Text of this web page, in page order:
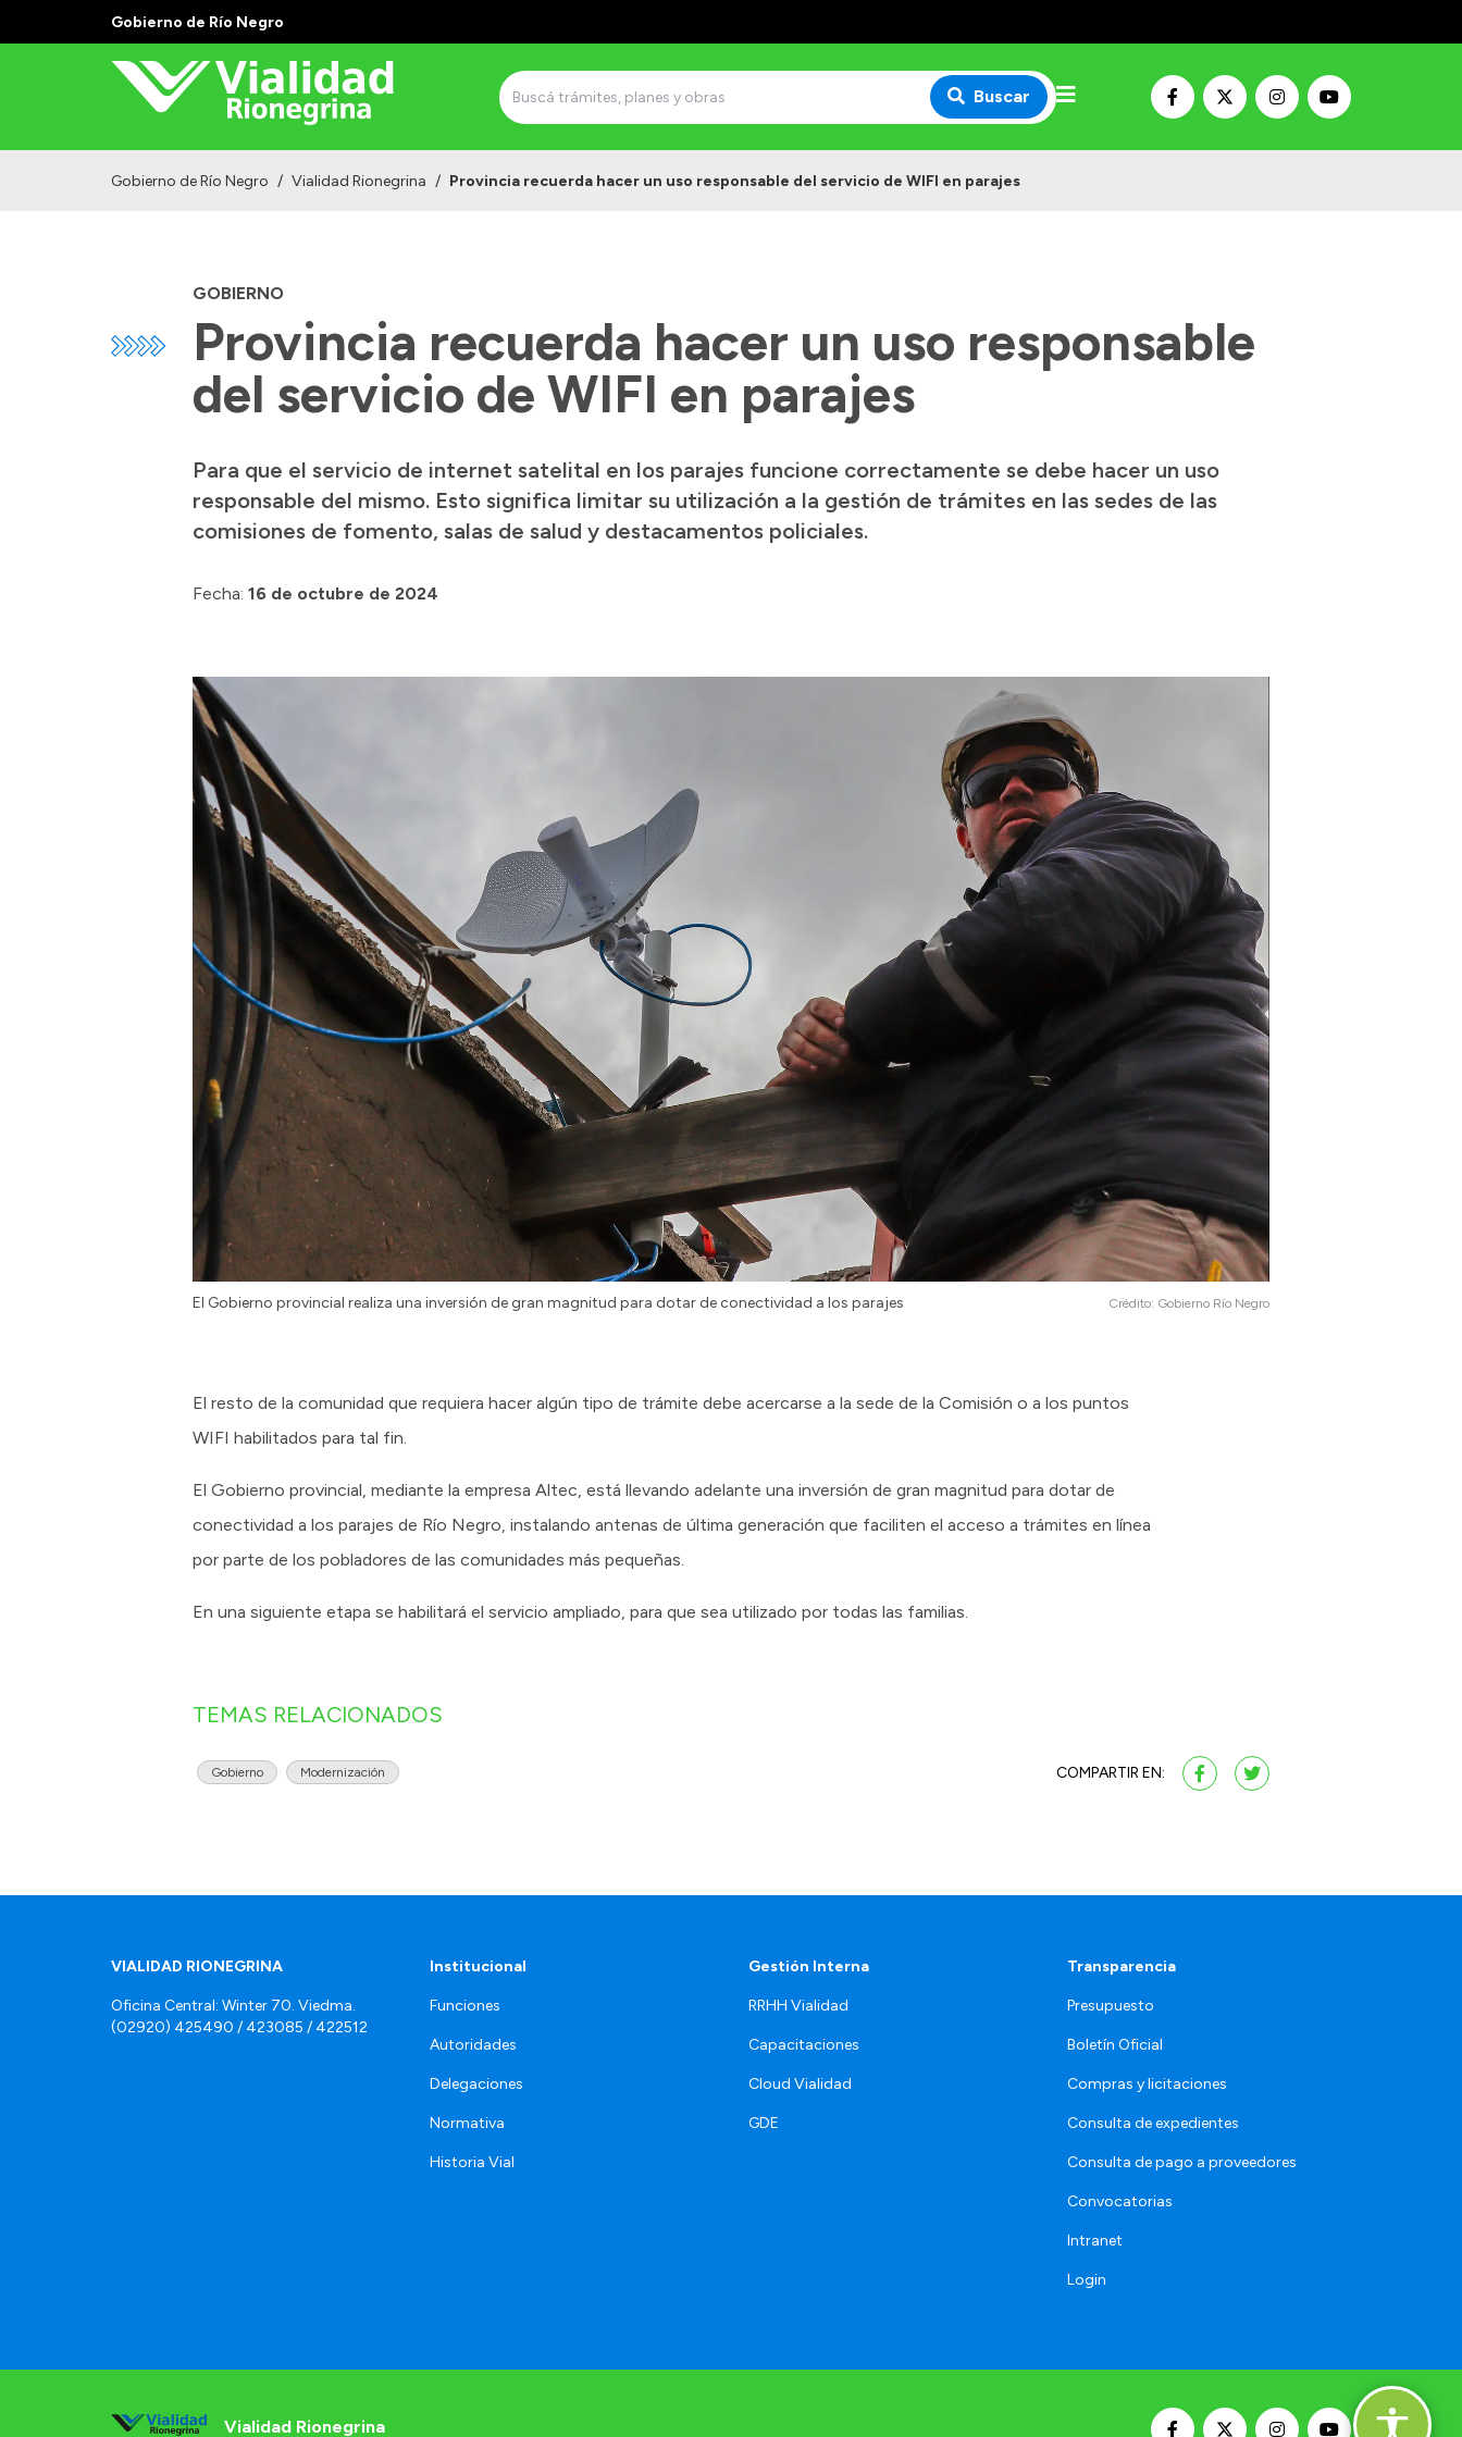
Gobierno de Río Negro
Buscar
Gobierno de Río Negro / Vialidad Rionegrina / Provincia recuerda hacer un uso responsable del servicio de WIFI en parajes
GOBIERNO
Provincia recuerda hacer un uso responsable
del servicio de WIFI en parajes
Para que el servicio de internet satelital en los parajes funcione correctamente se debe hacer un uso
responsable del mismo. Esto significa limitar su utilización a la gestión de trámites en las sedes de las
comisiones de fomento, salas de salud y destacamentos policiales.
Fecha: 16 de octubre de 2024
El Gobierno provincial realiza una inversión de gran magnitud para dotar de conectividad a los parajes Crédito: Gobierno Río Negro
El resto de la comunidad que requiera hacer algún tipo de trámite debe acercarse a la sede de la Comisión o a los puntos
WIFI habilitados para tal fin.
El Gobierno provincial, mediante la empresa Altec, está llevando adelante una inversión de gran magnitud para dotar de
conectividad a los parajes de Río Negro, instalando antenas de última generación que faciliten el acceso a trámites en línea
por parte de los pobladores de las comunidades más pequeñas.
En una siguiente etapa se habilitará el servicio ampliado, para que sea utilizado por todas las familias.
TEMAS RELACIONADOS
Gobierno Modernización COMPARTIR EN:
VIALIDAD RIONEGRINA
Oficina Central: Winter 70. Viedma.
(02920) 425490 / 423085 / 422512
Institucional
Funciones
Autoridades
Delegaciones
Normativa
Historia Vial
Gestión Interna
RRHH Vialidad
Capacitaciones
Cloud Vialidad
GDE
Transparencia
Presupuesto
Boletín Oficial
Compras y licitaciones
Consulta de expedientes
Consulta de pago a proveedores
Convocatorias
Intranet
Login
Vialidad Rionegrina